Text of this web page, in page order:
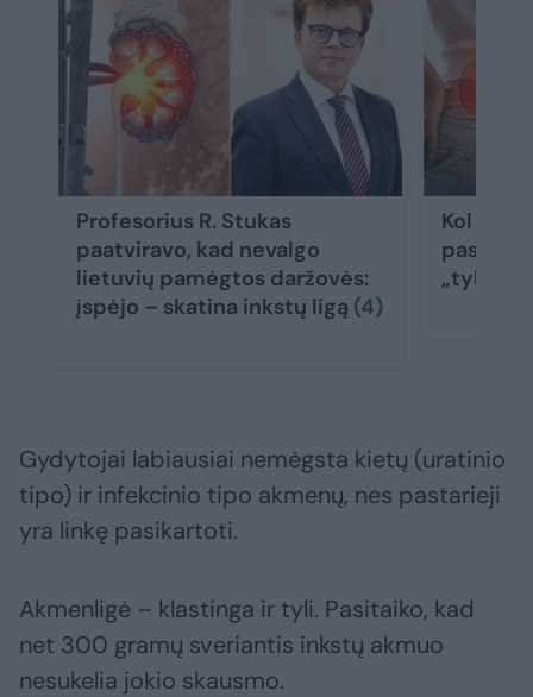
Profesorius R. Stukas
paatviravo, kad nevalgo
lietuvių pamėgtos daržovės:
įspėjo – skatina inkstų ligą (4)
Kol
pasakė,
„tylios“
Gydytojai labiausiai nemėgsta kietų (uratinio
tipo) ir infekcinio tipo akmenų, nes pastarieji
yra linkę pasikartoti.
Akmenligė – klastinga ir tyli. Pasitaiko, kad
net 300 gramų sveriantis inkstų akmuo
nesukelia jokio skausmo.